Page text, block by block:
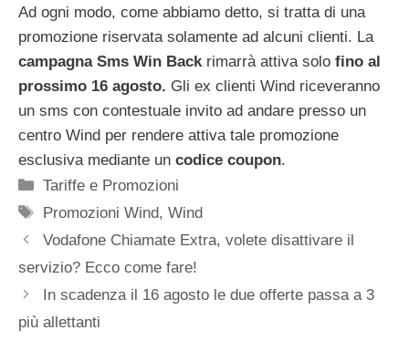
Ad ogni modo, come abbiamo detto, si tratta di una
promozione riservata solamente ad alcuni clienti. La
campagna Sms Win Backrimarrà attiva solo fino al
prossimo 16 agosto. Gli ex clienti Wind riceveranno
un sms con contestuale invito ad andare presso un
centro Wind per rendere attiva tale promozione
esclusiva mediante un codice coupon.
Categorie
Tariffe e Promozioni
Tag
Promozioni Wind,Wind
Vodafone Chiamate Extra, volete disattivare il
servizio? Ecco come fare!
In scadenza il 16 agosto le due offerte passa a 3
più allettanti